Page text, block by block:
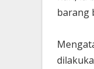
barang